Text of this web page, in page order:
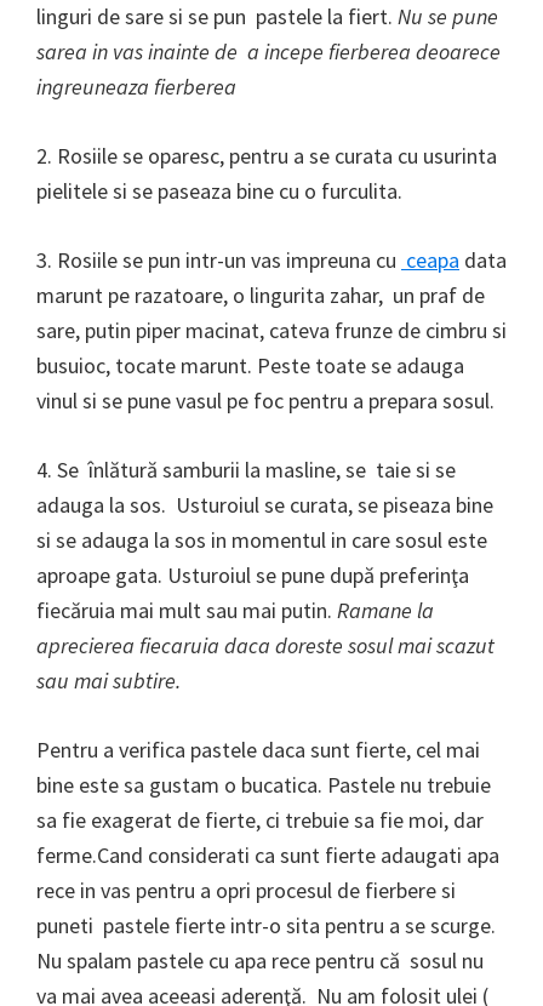
linguri de sare si se pun pastele la fiert. Nu se pune
sarea in vas inainte de a incepe fierberea deoarece
ingreuneaza fierberea
2. Rosiile se oparesc, pentru a se curata cu usurinta
pielitele si se paseaza bine cu o furculita.
3. Rosiile se pun intr-un vas impreuna cu ceapa data
marunt pe razatoare, o lingurita zahar, un praf de
sare, putin piper macinat, cateva frunze de cimbru si
busuioc, tocate marunt. Peste toate se adauga
vinul si se pune vasul pe foc pentru a prepara sosul.
4. Se înlătură samburii la masline, se taie si se
adauga la sos. Usturoiul se curata, se piseaza bine
si se adauga la sos in momentul in care sosul este
aproape gata. Usturoiul se pune după preferinţa
fiecăruia mai mult sau mai putin. Ramane la
aprecierea fiecaruia daca doreste sosul mai scazut
sau mai subtire.
Pentru a verifica pastele daca sunt fierte, cel mai
bine este sa gustam o bucatica. Pastele nu trebuie
sa fie exagerat de fierte, ci trebuie sa fie moi, dar
ferme.Cand considerati ca sunt fierte adaugati apa
rece in vas pentru a opri procesul de fierbere si
puneti pastele fierte intr-o sita pentru a se scurge.
Nu spalam pastele cu apa rece pentru că sosul nu
va mai avea aceeasi aderenţă. Nu am folosit ulei (